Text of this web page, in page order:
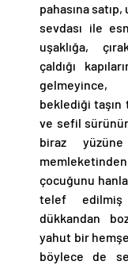
pahasına
sevdası ile
uşaklığa,
çaldığı
gelmeyince,
beklediği taşın
ve sefil
biraz
çocuğunu
telef edilmiş
dükkandan
yahut bir
böylece de